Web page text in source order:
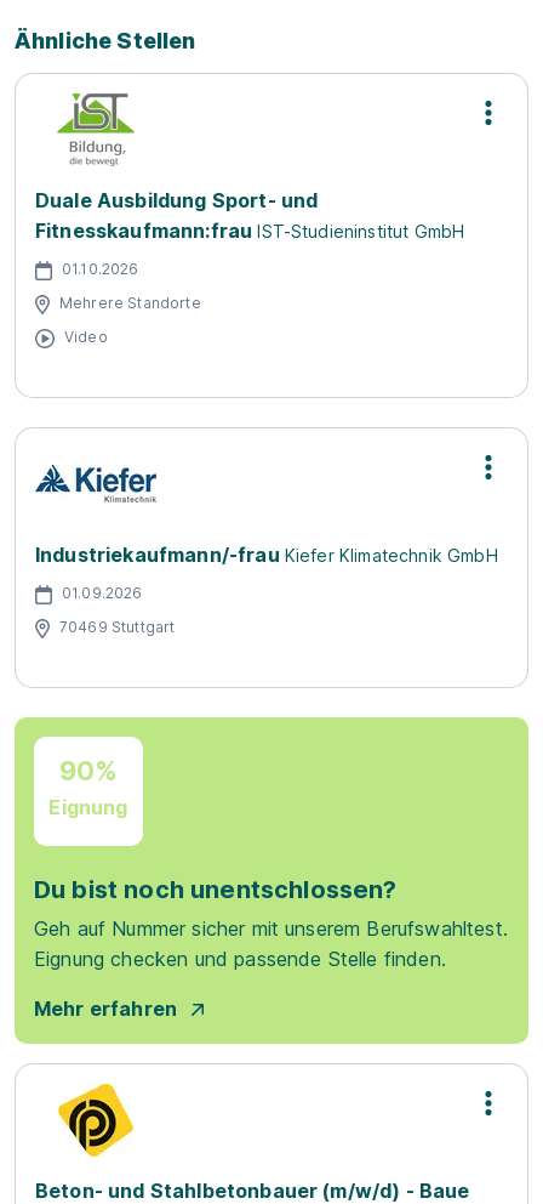
Ähnliche Stellen
Duale Ausbildung Sport- und
Fitnesskaufmann:frau IST-Studieninstitut GmbH
01.10.2026
Mehrere Standorte
Video
Industriekaufmann/-frau Kiefer Klimatechnik GmbH
01.09.2026
70469 Stuttgart
90%
Eignung
Du bist noch unentschlossen?
Geh auf Nummer sicher mit unserem Berufswahltest.
Eignung checken und passende Stelle finden.
Mehr erfahren
Beton- und Stahlbetonbauer (m/w/d) - Baue